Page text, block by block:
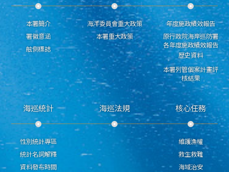
本署簡介
署徽意涵
舷側標誌
海洋委員會重大政策
本署重大政策
年度施政績效報告
原行政院海岸巡防署
各年度施政績效報告
歷史資料
本署列管個案計畫評
核結果
海巡統計
性別統計專區
統計名詞解釋
資料發布時間
海巡法規 核心任務
維護漁權
救生救難
海域治安